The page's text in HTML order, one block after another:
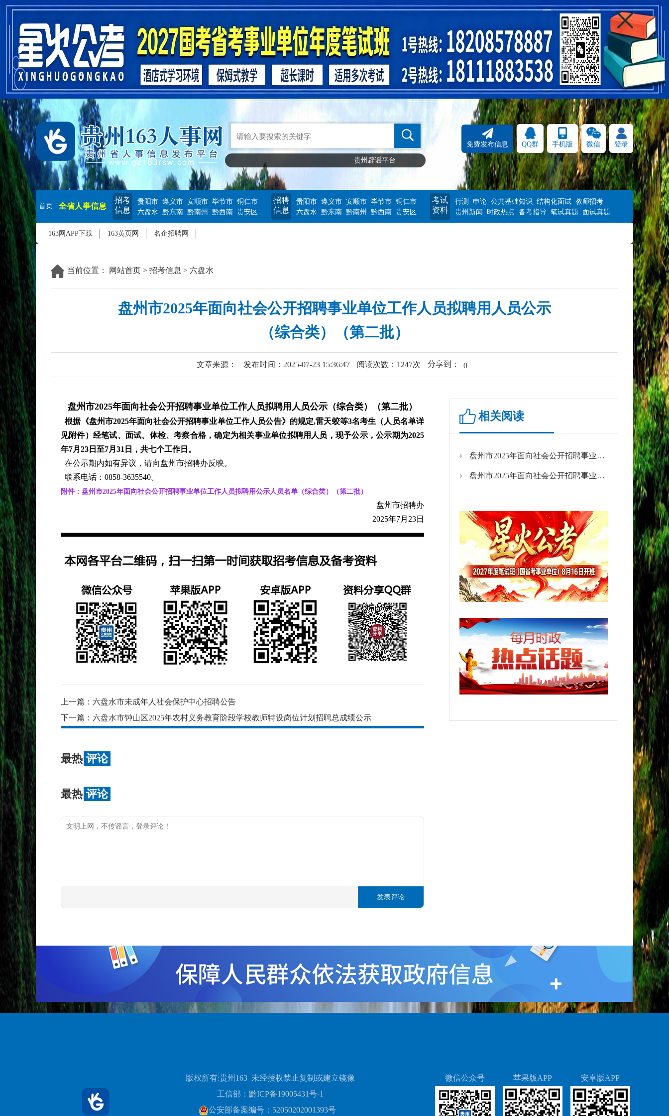
贵州辟谣平台
免费发布信息 QQ群 手机版 微信 登录
首页 全省人事信息
招考
信息
贵阳市 遵义市 安顺市 毕节市 铜仁市
六盘水 黔东南 黔南州 黔西南 贵安区
招聘
信息
贵阳市 遵义市 安顺市 毕节市 铜仁市
六盘水 黔东南 黔南州 黔西南 贵安区
考试
资料
行测 申论 公共基础知识 结构化面试 教师招考
贵州新闻
时政热点 备考指导 笔试真题 面试真题
163网APP下载 163黄页网 名企招聘网
当前位置： 网站首页 > 招考信息 > 六盘水
盘州市2025年面向社会公开招聘事业单位工作人员拟聘用人员公示
（综合类）（第二批）
文章来源： 发布时间：2025-07-23 15:36:47 阅读次数：1247次 分享到： 0
盘州市2025年面向社会公开招聘事业单位工作人员拟聘用人员公示（综合类）（第二批）
根据《盘州市2025年面向社会公开招聘事业单位工作人员公告》的规定,雷天蛟等3名考生（人员名单详
见附件）经笔试、面试、体检、考察合格，确定为相关事业单位拟聘用人员，现予公示，公示期为2025
年7月23日至7月31日，共七个工作日。
在公示期内如有异议，请向盘州市招聘办反映。
联系电话：0858-3635540。
附件：盘州市2025年面向社会公开招聘事业单位工作人员拟聘用公示人员名单（综合类）（第二批）
盘州市招聘办
2025年7月23日
上一篇： 六盘水市未成年人社会保护中心招聘公告
下一篇： 六盘水市钟山区2025年农村义务教育阶段学校教师特设岗位计划招聘总成绩公示
最热 评论
最热 评论
发表评论
相关阅读
盘州市2025年面向社会公开招聘事业单位工作人员拟聘用人员公示（教育及医疗卫生类）（第一批）
盘州市2025年面向社会公开招聘事业单位工作人员拟聘用人员公示（综合类）（第二批）
版权所有:贵州163 未经授权禁止复制或建立镜像
工信部： 黔ICP备19005431号-1
公安部备案编号： 52050202001393号
微信公众号 苹果版APP 安卓版APP